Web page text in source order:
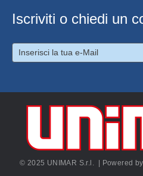
Iscriviti o chiedi un
© 2025 UNIMAR S.r.l. | Powered